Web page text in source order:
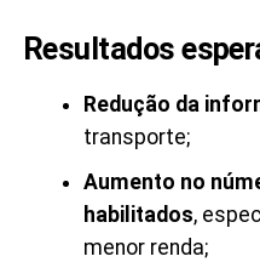
Resultados
Redução da
transporte;
Aumento no
habilitados,
menor renda;